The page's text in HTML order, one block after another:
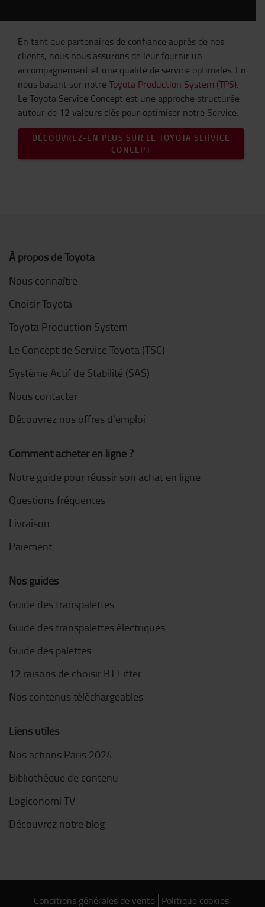
En tant que partenaires de confiance auprès de nos
clients, nous nous assurons de leur fournir un
accompagnement et une qualité de service optimales. En
nous basant sur notre Toyota Production System (TPS).
Le Toyota Service Concept est une approche structurée
autour de 12 valeurs clés pour optimiser notre Service.
DÉCOUVREZ-EN PLUS SUR LE TOYOTA SERVICE
CONCEPT
À propos de Toyota
Nous connaître
Choisir Toyota
Toyota Production System
Le Concept de Service Toyota (TSC)
Système Actif de Stabilité (SAS)
Nous contacter
Découvrez nos offres d'emploi
Comment acheter en ligne ?
Notre guide pour réussir son achat en ligne
Questions fréquentes
Livraison
Paiement
Nos guides
Guide des transpalettes
Guide des transpalettes électriques
Guide des palettes
12 raisons de choisir BT Lifter
Nos contenus téléchargeables
Liens utiles
Nos actions Paris 2024
Bibliothèque de contenu
Logiconomi TV
Découvrez notre blog
Conditions générales de vente Politique cookies